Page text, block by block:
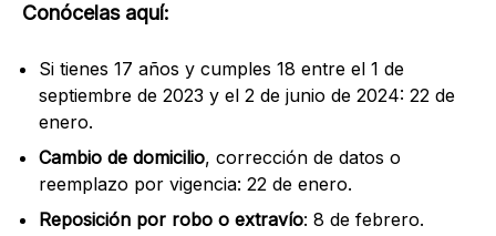
Conócelas aquí:
Si tienes 17 años y cumples 18 entre el 1 de
septiembre de 2023 y el 2 de junio de 2024: 22 de
enero.
Cambio de domicilio, corrección de datos o
reemplazo por vigencia: 22 de enero.
Reposición por robo o extravío: 8 de febrero.